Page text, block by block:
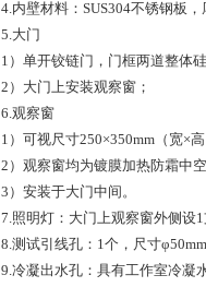
4.内壁材料：SUS304不锈钢板，
5.大门
1）单开铰链门，门框两道整体
2）大门上安装观察窗；
6.观察窗
1）可视尺寸250×350mm（宽×高
2）观察窗均为镀膜加热防霜中
3）安装于大门中间。
7.照明灯：大门上观察窗外侧设
8.测试引线孔：1个，尺寸
9.冷凝出水孔：具有工作室冷凝